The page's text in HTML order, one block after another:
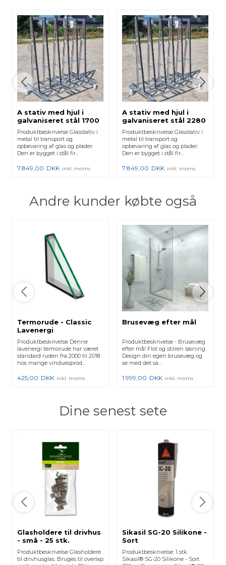
A stativ med hjul i
galvaniseret stål 1700
x 870 x 1800 mm
Produktbeskrivelse Glasstativ i
metal til transport og
opbevaring af glas og plader.
Den er bygget i stål fir...
7.849,00 DKK inkl. moms
A stativ med hjul i
galvaniseret stål 2280
x 900 x 2340 mm
Produktbeskrivelse Glasstativ i
metal til transport og
opbevaring af glas og plader.
Den er bygget i stål fir...
7.849,00 DKK inkl. moms
Andre kunder købte også
Termorude - Classic
Lavenergi
Produktbeskrivelse Denne
lavenergi termorude har været
standard ruden fra 2000 til 2018
hos mange vinduesprod...
425,00 DKK inkl. moms
Brusevæg efter mål
Produktbeskrivelse - Brusevæg
efter mål Flot og stilren løsning.
Design din egen brusevæg og
se med det sa...
1.999,00 DKK inkl. moms
Dine senest sete
Glasholdere til drivhus
- små - 25 stk.
Produktbeskrivelse Glasholdere
til drivhusglas. Bruges til overlap
Sikasil SG-20 Silikone -
Sort
Produktbeskrivelse: 1 stk.
Sikasil® SG-20 Silikone - Sort